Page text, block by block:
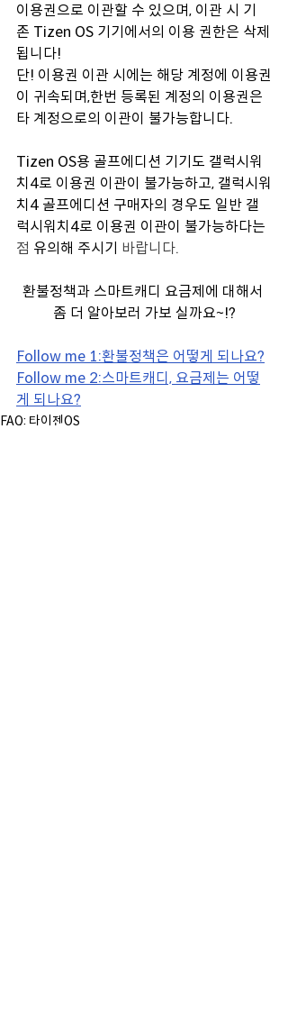
이용권으로 이관할 수 있으며, 이관 시 기
존 Tizen OS 기기에서의 이용 권한은 삭제
됩니다!
단! 이용권 이관 시에는 해당 계정에 이용권
이 귀속되며,한번 등록된 계정의 이용권은
타 계정으로의 이관이 불가능합니다.
Tizen OS용 골프에디션 기기도 갤럭시워
치4로 이용권 이관이 불가능하고, 갤럭시워
치4 골프에디션 구매자의 경우도 일반 갤
럭시워치4로 이용권 이관이 불가능하다는
점 유의해 주시기 바랍니다.
환불정책과 스마트캐디 요금제에 대해서
좀 더 알아보러 가보 실까요~!?
Follow me 1:환불정책은 어떻게 되나요?
Follow me 2:스마트캐디, 요금제는 어떻
게 되나요?
FAQ: 타이젠OS